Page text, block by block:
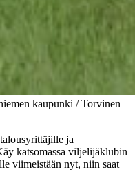
kaupunki / Torvinen
ja
katsomassa viljelijäklubin
viimeistään nyt, niin saat